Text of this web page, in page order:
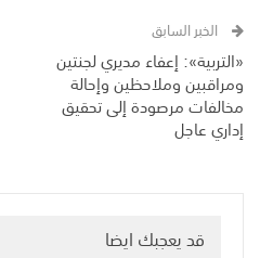
الخبر السابق
«التربية»: إعفاء مديري لجنتين
ومراقبين وملاحظين وإحالة
مخالفات مرصودة إلى تحقيق
إداري عاجل
قد يعجبك ايضا